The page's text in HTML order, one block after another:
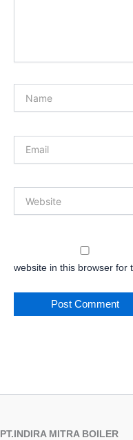
website in this browser for
PT.INDIRA MITRA BOILER